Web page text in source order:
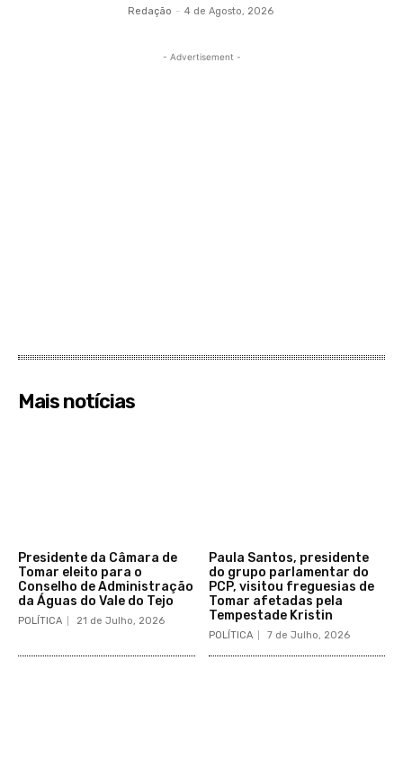
Redação - 4 de Agosto, 2026
- Advertisement -
Mais notícias
Presidente da Câmara de
Tomar eleito para o
Conselho de Administração
da Águas do Vale do Tejo
POLÍTICA 21 de Julho, 2026
Paula Santos, presidente
do grupo parlamentar do
PCP, visitou freguesias de
Tomar afetadas pela
Tempestade Kristin
POLÍTICA 7 de Julho, 2026